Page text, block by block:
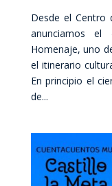
Desde el Centro
anunciamos
Homenaje, uno
el itinerario
En principio el
de...